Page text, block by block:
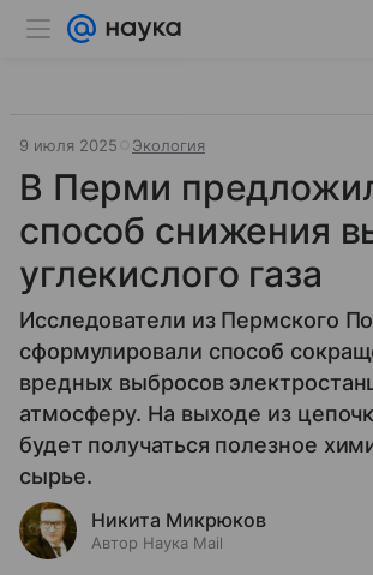
9 июля 2025 Экология
В Перми
способ снижения
углекислого газа
Исследователи из Пермского
сформулировали способ
вредных выбросов
атмосферу. На выходе из
будет получаться полезное
сырье.
Никита Микрюков
Автор Наука Mail